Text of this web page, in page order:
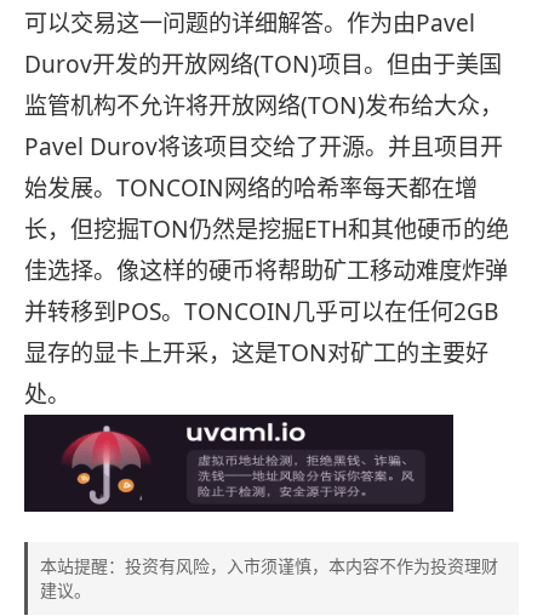
可以交易这一问题的详细解答。作为由Pavel
Durov开发的开放网络(TON)项目。但由于美国
监管机构不允许将开放网络(TON)发布给大众，
Pavel Durov将该项目交给了开源。并且项目开
始发展。TONCOIN网络的哈希率每天都在增
长，但挖掘TON仍然是挖掘ETH和其他硬币的绝
佳选择。像这样的硬币将帮助矿工移动难度炸弹
并转移到POS。TONCOIN几乎可以在任何2GB
显存的显卡上开采，这是TON对矿工的主要好
处。
本站提醒：投资有风险，入市须谨慎，本内容不作为投资理财
建议。